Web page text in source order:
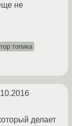
не
топика
делает